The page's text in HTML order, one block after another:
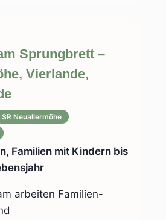
Sprungbrett –
Vierlande,
SR Neuallermöhe
Familien mit Kindern bis
arbeiten Familien-